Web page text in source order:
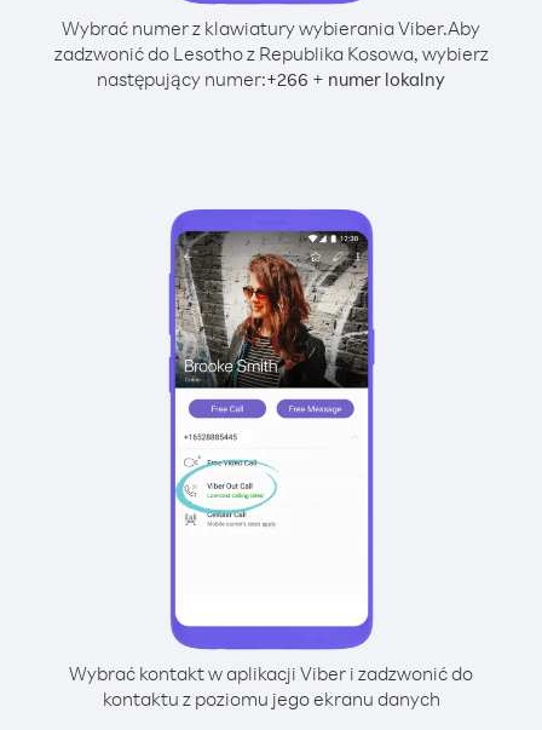
Wybrać numer z klawiatury wybierania Viber.Aby
zadzwonić do Lesotho z Republika Kosowa, wybierz
następujący numer:+266 + numer lokalny
Wybrać kontakt w aplikacji Viber i zadzwonić do
kontaktu z poziomu jego ekranu danych